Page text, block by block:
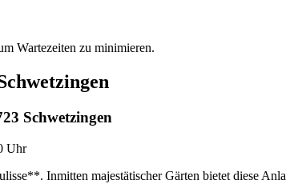
Wartezeiten zu minimieren.
Schwetzingen
Uhr
Inmitten majestätischer Gärten bietet diese